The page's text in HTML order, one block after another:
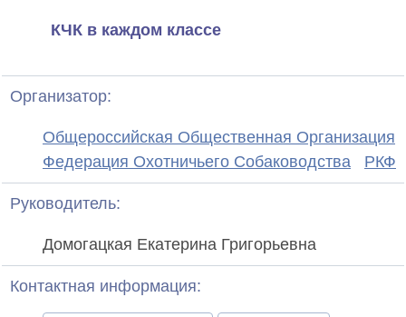
КЧК в каждом классе
Организатор:
Общероссийская Общественная Организация
Федерация Охотничьего Собаководства
РКФ
Руководитель:
Домогацкая Екатерина Григорьевна
Контактная информация: